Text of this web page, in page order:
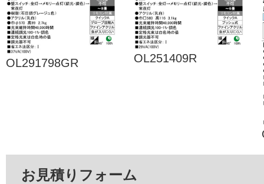
OL291798GR OL251409R
お見積りフォーム